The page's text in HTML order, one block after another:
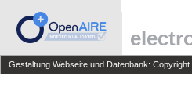
Gestaltung Webseite und Datenbank: